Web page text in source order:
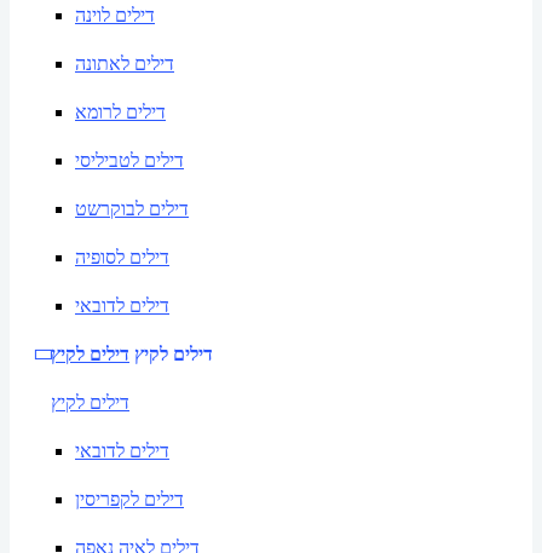
דילים לוינה
דילים לאתונה
דילים לרומא
דילים לטביליסי
דילים לבוקרשט
דילים לסופיה
דילים לדובאי
דילים לקיץ דילים לקיץ
דילים לקיץ
דילים לדובאי
דילים לקפריסין
דילים לאיה נאפה